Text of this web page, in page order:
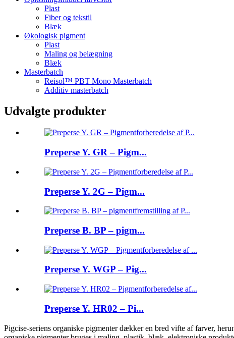
Plast
Fiber og tekstil
Blæk
Økologisk pigment
Plast
Maling og belægning
Blæk
Masterbatch
Reisol™ PBT Mono Masterbatch
Additiv masterbatch
Udvalgte produkter
Preperse Y. GR – Pigm...
Preperse Y. 2G – Pigm...
Preperse B. BP – pigm...
Preperse Y. WGP – Pig...
Preperse Y. HR02 – Pi...
Pigcise-seriens organiske pigmenter dækker en bred vifte af farver,